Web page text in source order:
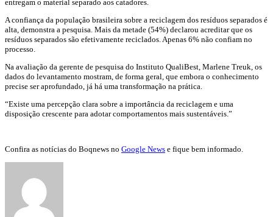
entregam o material separado aos catadores.
A confiança da população brasileira sobre a reciclagem dos resíduos separados é
alta, demonstra a pesquisa. Mais da metade (54%) declarou acreditar que os
resíduos separados são efetivamente reciclados. Apenas 6% não confiam no
processo.
Na avaliação da gerente de pesquisa do Instituto QualiBest, Marlene Treuk, os
dados do levantamento mostram, de forma geral, que embora o conhecimento
precise ser aprofundado, já há uma transformação na prática.
“Existe uma percepção clara sobre a importância da reciclagem e uma
disposição crescente para adotar comportamentos mais sustentáveis.”
Confira as notícias do Boqnews no Google News e fique bem informado.